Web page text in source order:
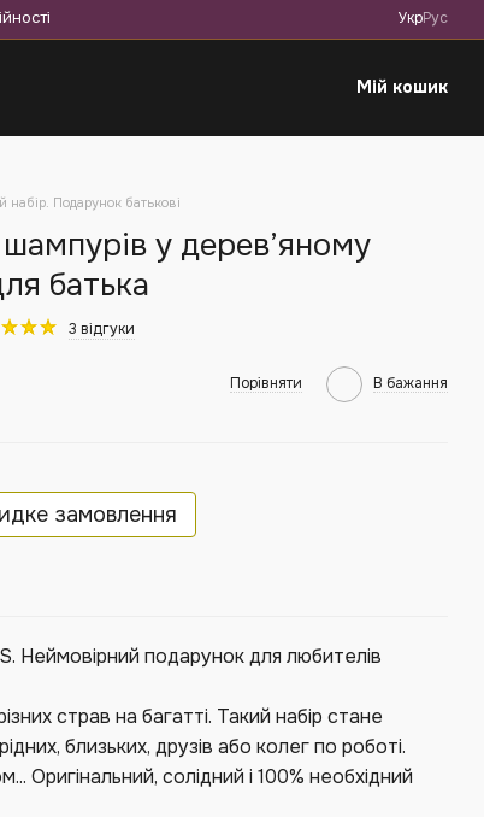
УкрРус
Мій кошик
Подарунок батькові
у дерев’яному
батька
3 відгуки
Порівняти В бажання
замовлення
Неймовірний подарунок для любителів
страв на багатті. Такий набір стане
близьких, друзів або колег по роботі.
Оригінальний, солідний і 100% необхідний